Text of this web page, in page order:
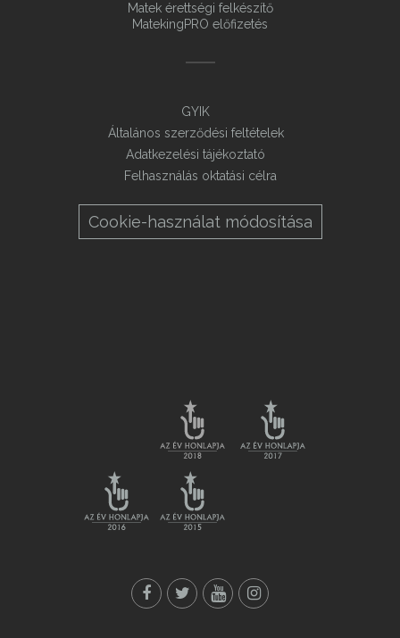
Matek érettségi felkészítő
MatekingPRO előfizetés
GYIK
Általános szerződési feltételek
Adatkezelési tájékoztató
Felhasználás oktatási célra
Cookie-használat módosítása